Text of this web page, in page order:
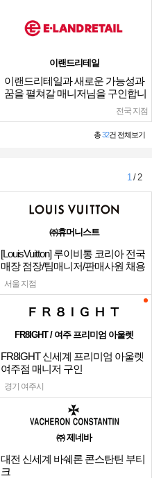
이랜드리테일
이랜드리테일과 새로운 가능성과
꿈을 펼쳐갈 매니저님을 구인합니
전국 지점
총32건 전체보기
1/ 2
㈜휴머니스트
[LouisVuitton] 루이비통 코리아 전국
매장 점장/팀매니저/판매사원 채용
서울 지점
FR8IGHT / 여주 프리미엄 아울렛
FR8IGHT 신세계 프리미엄 아울렛
여주점 매니저 구인
경기 여주시
㈜ 제네바
대전 신세계 바쉐론 콘스탄틴 부티
크